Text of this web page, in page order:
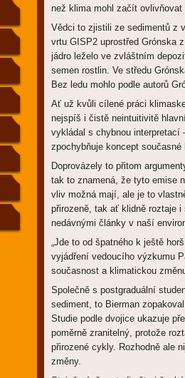
než klima mohl začít ovlivňovat
Vědci to zjistili ze sedimentů z
vrtu GISP2 uprostřed Grónska
jádro leželo ve zvláštním
semen rostlin. Ve středu
Bez ledu mohlo podle autorů
Ať už kvůli cílené práci
nejspíš i čistě neintuitivitě
vykládal s chybnou
zpochybňuje koncept
Doprovázely to přitom
tak to znamená, že tyto emise
vliv možná mají, ale je to
přirozeně, tak ať klidně roztaje
nedávnými články v naší
„Jde to od špatného k ještě
vyjádření vedoucího výzkumu
současnost a klimatickou
Společně s postgraduální
sediment, to Bierman
Studie podle dvojice ukazuje
poměrně zranitelný, protože
přirozené cykly. Rozhodně ale
změny.